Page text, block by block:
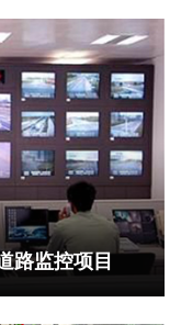
路监控项目